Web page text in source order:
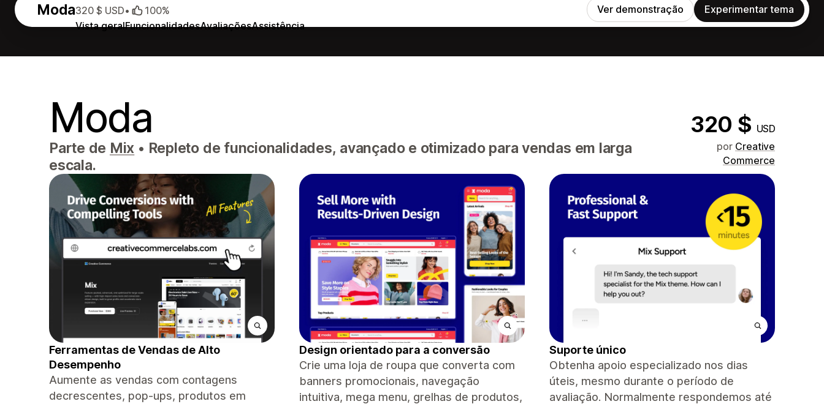
Moda
Vista geralFuncionalidadesAvaliaçõesAssistência
320 $ USD• 100% Ver demonstração Experimentar tema
Moda 320 $ USD
Parte de Mix • Repleto de funcionalidades, avançado e otimizado para vendas em larga
escala.
por Creative
Commerce
Ferramentas de Vendas de Alto
Desempenho
Aumente as vendas com contagens
decrescentes, pop-ups, produtos em
Design orientado para a conversão
Crie uma loja de roupa que converta com
banners promocionais, navegação
intuitiva, mega menu, grelhas de produtos,
Suporte único
Obtenha apoio especializado nos dias
úteis, mesmo durante o período de
avaliação. Normalmente respondemos até